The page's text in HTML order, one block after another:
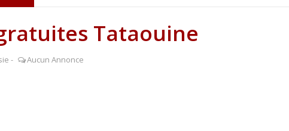
Great blog you have hhere
Only 카지노사이트 after seeing the variations
Tataouine
- Aucun Annonce